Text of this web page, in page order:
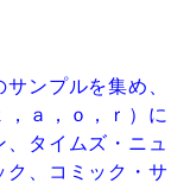
ンプルを集め、
ａ，ｏ，ｒ）に
タイムズ・ニュ
ク、コミック・サ